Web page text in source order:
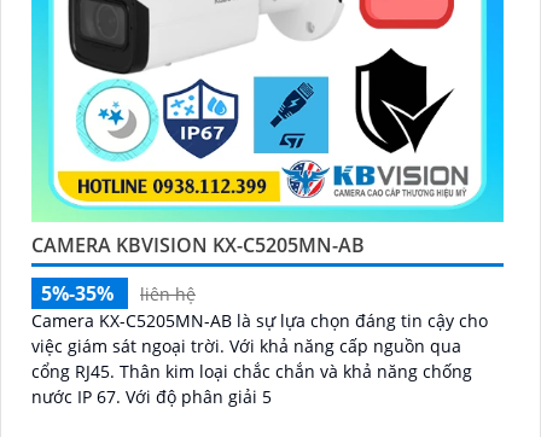
CAMERA KBVISION KX-C5205MN-AB
5%-35%
liên hệ
Camera KX-C5205MN-AB là sự lựa chọn đáng tin cậy cho
việc giám sát ngoại trời. Với khả năng cấp nguồn qua
cổng RJ45. Thân kim loại chắc chắn và khả năng chống
nước IP 67. Với độ phân giải 5